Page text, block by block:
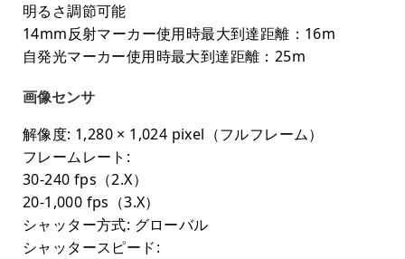
明るさ調節可能
14mm反射マーカー使用時最大到達距離：16m
自発光マーカー使用時最大到達距離：25m
画像センサ
解像度: 1,280 × 1,024 pixel（フルフレーム）
フレームレート:
30-240 fps（2.X）
20-1,000 fps（3.X）
シャッター方式: グローバル
シャッタースピード: